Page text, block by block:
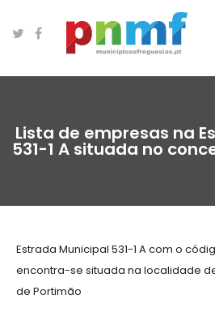
Lista de empresas na
531-1 A situada no
Estrada Municipal 531-1 A com o
encontra-se situada na localidade
de Portimão